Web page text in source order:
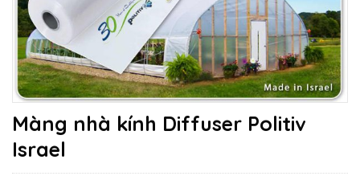
Màng nhà kính Diffuser Politiv
Israel